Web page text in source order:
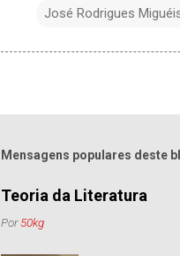
José Rodrigues
Mensagens populares deste
Teoria da Literatura
Por50kg